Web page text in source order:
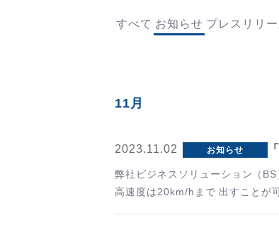
すべて お知らせ プレスリリー
11月
2023.11.02 お知らせ
弊社ビジネスソリューション（
高速度は20km/hまで 出すことが